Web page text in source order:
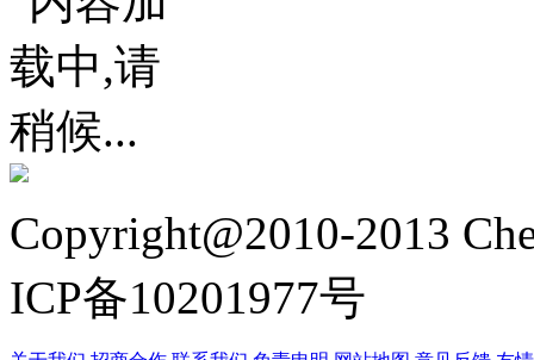
Copyright@2010-2013
ICP备10201977号